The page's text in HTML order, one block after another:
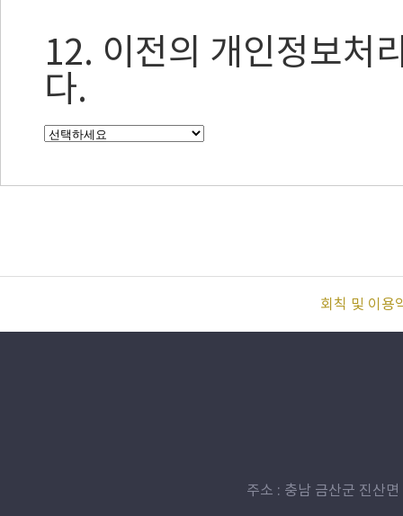
12. 이전의 개인정보처
다.
회칙 및 이용
주소 : 충남 금산군 진산